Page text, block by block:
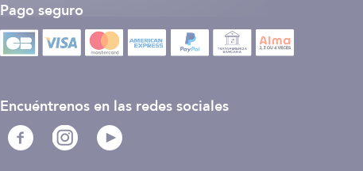
Pago seguro
Encuéntrenos en las redes sociales